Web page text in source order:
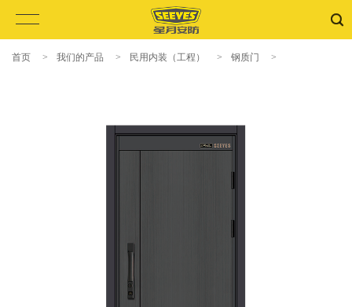
首页 > 我们的产品 > 民用内装（工程） > 钢质门 >